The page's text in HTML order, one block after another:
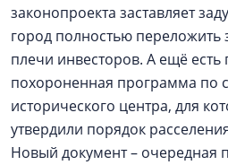
законопроекта заставляет
город полностью переложить
плечи инвесторов. А ещё есть
похороненная программа по
исторического центра, для
утвердили порядок
Новый документ – очередная